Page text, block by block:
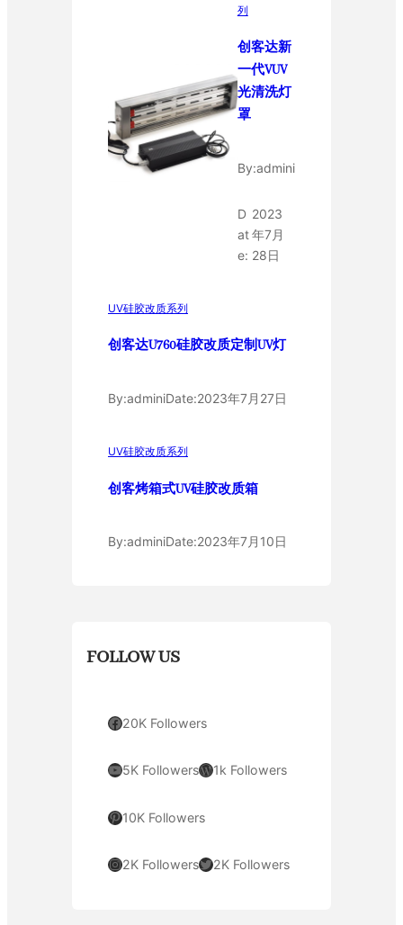
列
创客达新
一代VUV
光清洗灯
罩
By:admini
D
at
e:
2023
年7月
28日
UV硅胶改质系列
创客达U760硅胶改质定制UV灯
By:adminiDate:2023年7月27日
UV硅胶改质系列
创客烤箱式UV硅胶改质箱
By:adminiDate:2023年7月10日
FOLLOW US
Facebook 20K Followers
YouTube 5K FollowersWordPress 1k Followers
Pinterest 10K Followers
Instagram 2K FollowersTwitter 2K Followers